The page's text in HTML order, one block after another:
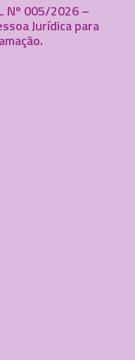
Nº 005/2026 –
Jurídica para